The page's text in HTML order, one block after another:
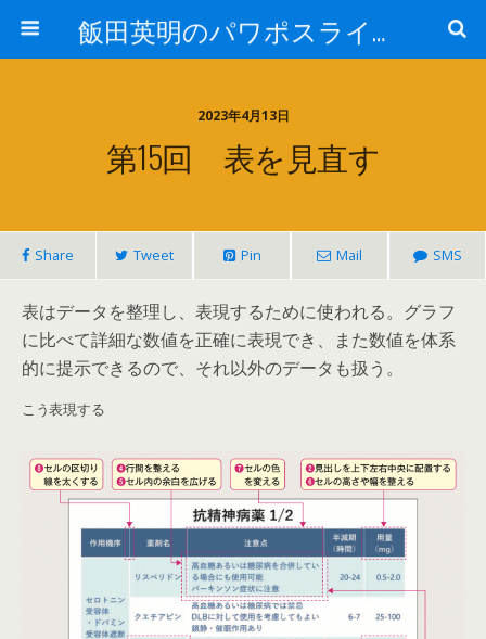
飯田英明のパワポスライド パワーアップ道場
2023年4月13日
第15回 表を見直す
Share Tweet Pin Mail SMS
表はデータを整理し、表現するために使われる。グラフ
に比べて詳細な数値を正確に表現でき、また数値を体系
的に提示できるので、それ以外のデータも扱う。
こう表現する